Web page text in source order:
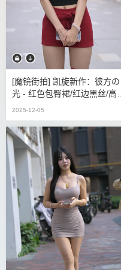
[魔镜街拍] 凯旋新作：彼方の
光 - 红色包臀裙/红边黑丝/高跟
2025-12-05